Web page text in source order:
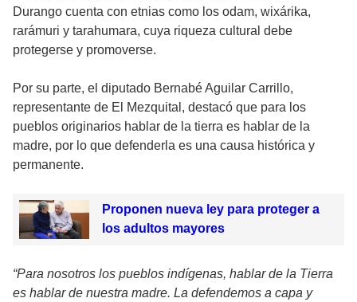
Durango cuenta con etnias como los odam, wixárika,
rarámuri y tarahumara, cuya riqueza cultural debe
protegerse y promoverse.
Por su parte, el diputado Bernabé Aguilar Carrillo,
representante de El Mezquital, destacó que para los
pueblos originarios hablar de la tierra es hablar de la
madre, por lo que defenderla es una causa histórica y
permanente.
Proponen nueva ley para proteger a
los adultos mayores
“Para nosotros los pueblos indígenas, hablar de la Tierra
es hablar de nuestra madre. La defendemos a capa y